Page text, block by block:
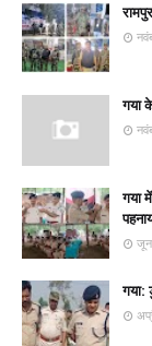
गया
गया
गया: